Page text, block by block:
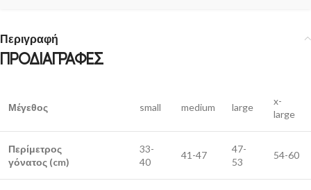
Περιγραφή
ΠΡΟΔΙΑΓΡΑΦΕΣ
Μέγεθος small medium large
x-
large
Περίμετρος
γόνατος (cm)
33-
40
41-47
47-
53
54-60